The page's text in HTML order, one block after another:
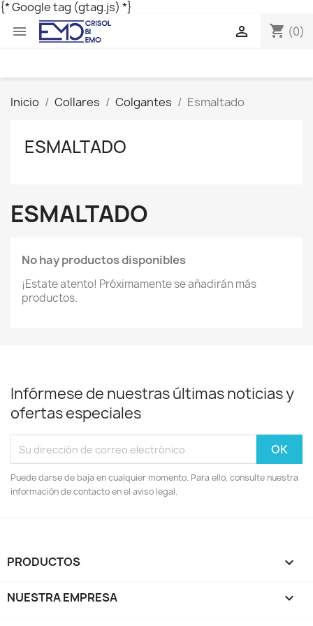
{* Google tag (gtag.js) *}
 shopping_cart (0)

Inicio Collares Colgantes Esmaltado
ESMALTADO
ESMALTADO
No hay productos disponibles
¡Estate atento! Próximamente se añadirán más
productos.
Infórmese de nuestras últimas noticias y
ofertas especiales
Puede darse de baja en cualquier momento. Para ello, consulte nuestra
información de contacto en el aviso legal.
PRODUCTOS 
NUESTRA EMPRESA 